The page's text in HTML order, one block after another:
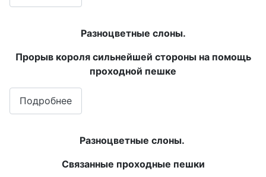
Разноцветные слоны.
Прорыв короля сильнейшей стороны на помощь
проходной пешке
Подробнее
Разноцветные слоны.
Связанные проходные пешки